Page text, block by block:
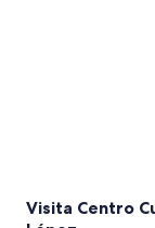
Visita Centro